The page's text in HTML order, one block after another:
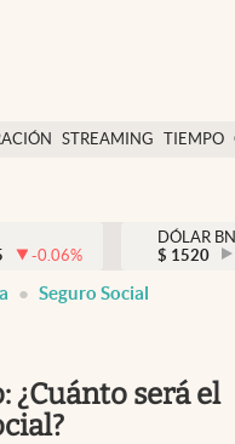
STREAMING TIEMPO
México
-0.06%
DÓLAR
$ 1520
Seguro Social
¿Cuánto será el